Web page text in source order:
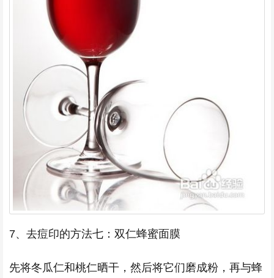
7、去痘印的方法七：双仁蜂蜜面膜
先将冬瓜仁和桃仁晒干，然后将它们磨成粉，再与蜂